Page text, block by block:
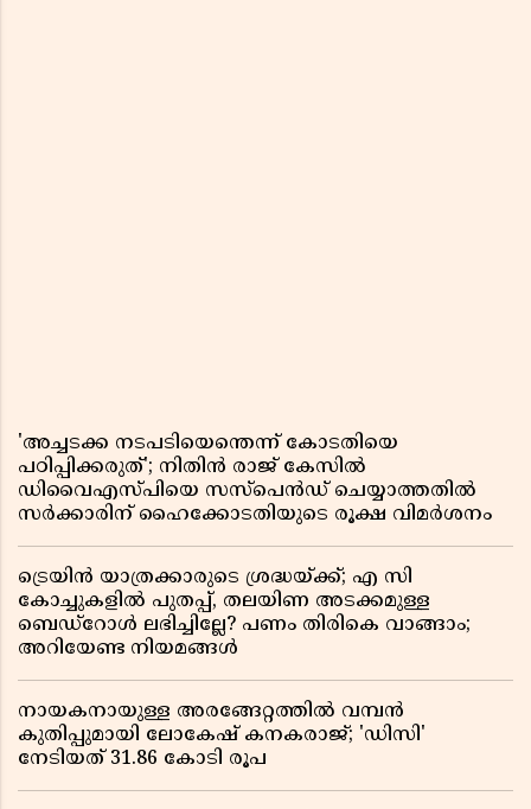
'അച്ചടക്ക നടപടിയെന്തെന്ന് കോടതിയെ
പഠിപ്പിക്കരുത്'; നിതിൻ രാജ് കേസിൽ
ഡിവൈഎസ്പിയെ സസ്പെൻഡ് ചെയ്യാത്തതിൽ
സർക്കാരിന് ഹൈക്കോടതിയുടെ രൂക്ഷ വിമർശനം
ട്രെയിൻ യാത്രക്കാരുടെ ശ്രദ്ധയ്ക്ക്; എ സി
കോച്ചുകളിൽ പുതപ്പ്, തലയിണ അടക്കമുള്ള
ബെഡ്റോൾ ലഭിച്ചില്ലേ? പണം തിരികെ വാങ്ങാം;
അറിയേണ്ട നിയമങ്ങൾ
നായകനായുള്ള അരങ്ങേറ്റത്തിൽ വമ്പൻ
കുതിപ്പുമായി ലോകേഷ് കനകരാജ്; 'ഡിസി'
നേടിയത് 31.86 കോടി രൂപ